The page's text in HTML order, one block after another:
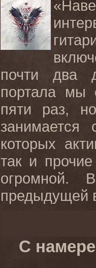
почти два
портала мы
пяти раз,
которых
так и
огромной.
предыдущей
С